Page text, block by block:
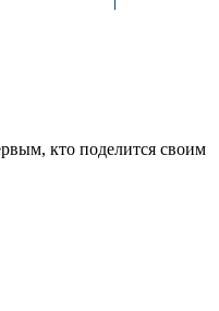
кто поделится своим